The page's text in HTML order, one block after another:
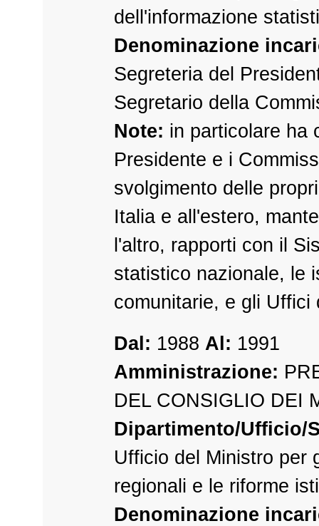
dell'informazione
Denominazione
Segreteria del
Segretario della
Note: in particolare ha
Presidente e i
svolgimento delle
Italia e all'estero,
l'altro, rapporti con il
statistico nazionale, le
comunitarie, e gli Uffici
Dal: 1988 Al: 1991
Amministrazione:
DEL CONSIGLIO DEI
Dipartimento/Ufficio/
Ufficio del Ministro per
regionali e le riforme
Denominazione